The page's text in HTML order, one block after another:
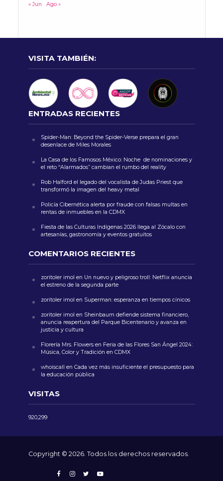
« Jun Ago »
VISITA TAMBIÉN:
ENTRADAS RECIENTES
Spider-Man: Beyond the Spider-Verse prepara el gran
desenlace de Miles Morales
La Casa de los Famosos México: Noche de nominaciones y
el reto “Alarmados” cambian el rumbo del reality
Rob Halford el legado del vocalista de Judas Priest que
transformó la imagen del heavy metal
Policía Cibernética alerta por fraude con falsas multas en
rentas de inmuebles en la CDMX
Fiesta de las Culturas Indígenas 2026 llega al Zócalo con
artesanías, gastronomía y eventos gratuitos
COMENTARIOS RECIENTES
zoritoler imol en Un nuevo y peligroso troll: Netflix anuncia
el estreno de la segunda parte
zoritoler imol en Superman: esperanza en tiempos cínicos
zoritoler imol en Sheinbaum defiende sistema financiero,
anuncia reapertura del Parque Bicentenario y avanza en
justicia y cultura
Florería Mrs. Flowersen Feria de las Flores San Ángel 2024:
Música, Color y Tradición en CDMX
whoiscall en Cada vez más insuficiente el presupuesto para
la educación pública
VISITAS
920,299
Copyright © 2026. Todos los derechos reservados.